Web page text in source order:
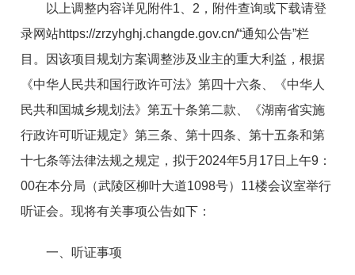
以上调整内容详见附件1、2，附件查询或下载请登
录网站https://zrzyhghj.changde.gov.cn/“通知公告”栏
目。因该项目规划方案调整涉及业主的重大利益，根据
《中华人民共和国行政许可法》第四十六条、《中华人
民共和国城乡规划法》第五十条第二款、《湖南省实施
行政许可听证规定》第三条、第十四条、第十五条和第
十七条等法律法规之规定，拟于2024年5月17日上午9：
00在本分局（武陵区柳叶大道1098号）11楼会议室举行
听证会。现将有关事项公告如下：
一、听证事项